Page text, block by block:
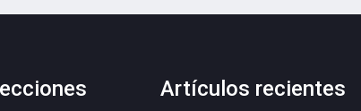
Artículos recientes